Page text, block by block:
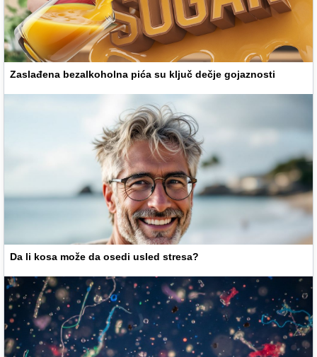
Zaslađena bezalkoholna pića su ključ dečje gojaznosti
Da li kosa može da osedi usled stresa?